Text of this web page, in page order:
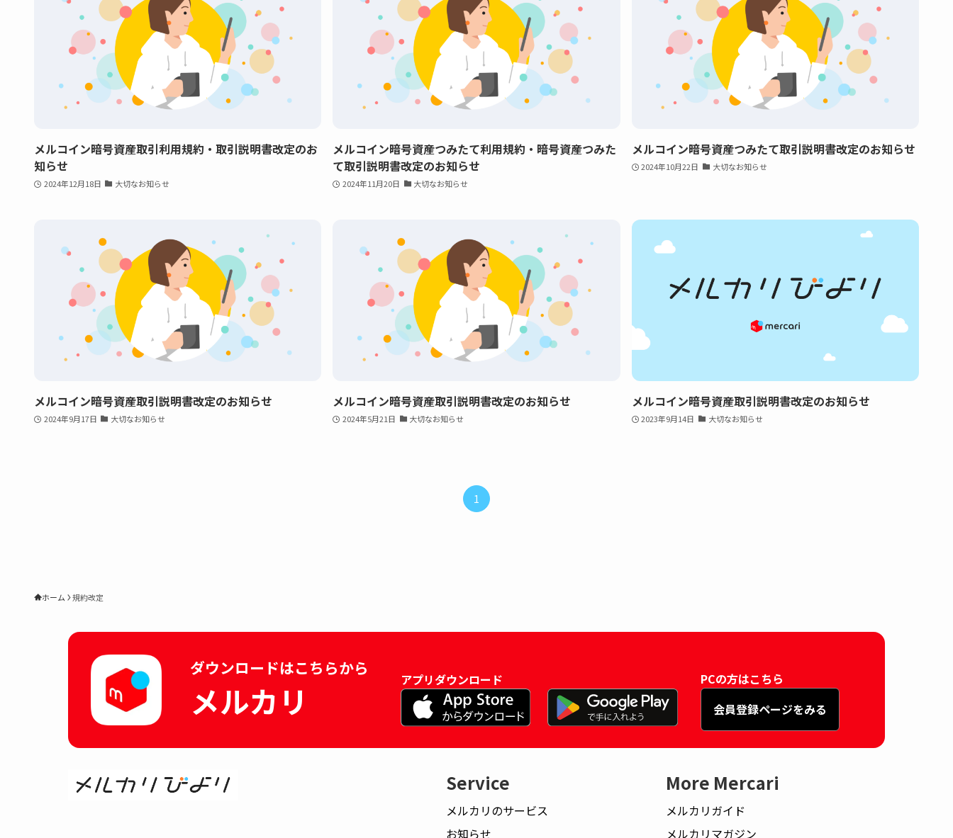
メルコイン暗号資産取引利用規約・取引説明書改定のお
知らせ
2024年12月18日 大切なお知らせ
メルコイン暗号資産つみたて利用規約・暗号資産つみた
て取引説明書改定のお知らせ
2024年11月20日 大切なお知らせ
メルコイン暗号資産つみたて取引説明書改定のお知らせ
2024年10月22日 大切なお知らせ
メルコイン暗号資産取引説明書改定のお知らせ
2024年9月17日 大切なお知らせ
メルコイン暗号資産取引説明書改定のお知らせ
2024年5月21日 大切なお知らせ
メルコイン暗号資産取引説明書改定のお知らせ
2023年9月14日 大切なお知らせ
1
ホーム 規約改定
ダウンロードはこちらから
メルカリ
アプリダウンロード
PCの方はこちら
会員登録ページをみる
Service
メルカリのサービス
お知らせ
More Mercari
メルカリガイド
メルカリマガジン